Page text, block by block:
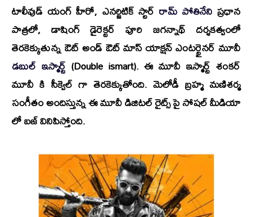
టాలీవుడ్ యంగ్ హీరో, ఎనర్జిటిక్ స్టార్ రామ్ పోతినేని ప్రధాన
పాత్రలో, డాషింగ్ డైరెక్టర్ పూరి జగన్నాథ్ దర్శకత్వంలో
తెరకెక్కుతున్న ఔట్ అండ్ ఔట్ మాస్ యాక్షన్ ఎంటర్టైనర్ మూవీ
డబుల్ ఇస్మార్ట్ (Double ismart). ఈ మూవీ ఇస్మార్ట్ శంకర్
మూవీ కి సీక్వెల్ గా తెరకెక్కుతోంది. మెలోడీ బ్రహ్మ మణిశర్మ
సంగీతం అందిస్తున్న ఈ మూవీ డిజిటల్ రైట్స్ పై సోషల్ మీడియా
లో బజ్ వినిపిస్తోంది.